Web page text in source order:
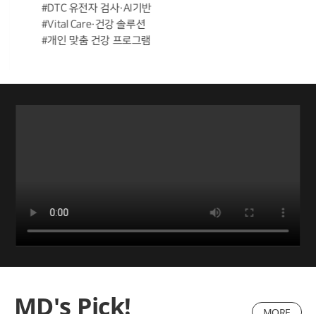
#DTC 유전자 검사·AI기반
#Vital Care·건강 솔루션
#개인 맞춤 건강 프로그램
MD's Pick!